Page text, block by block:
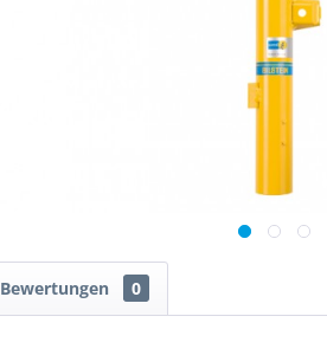
Bewertungen 0